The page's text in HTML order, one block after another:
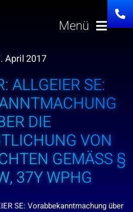
Menü
Lösungen
Über uns
Investor
Karriere
News
April 2017
ALLGEIER SE:
DIE
VON
GEMÄSS § 3
37Y WPHG
SE: Vorabbekanntmachung über